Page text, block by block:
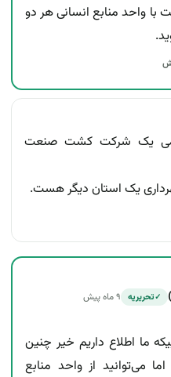
با واحد منابع انسانی هر دو
یک شرکت کشت صنعت
یک استان دیگر هست.
✓تحریریه ۹ ماه پیش
ما اطلاع داریم خیر چنین
می‌توانید از واحد منابع